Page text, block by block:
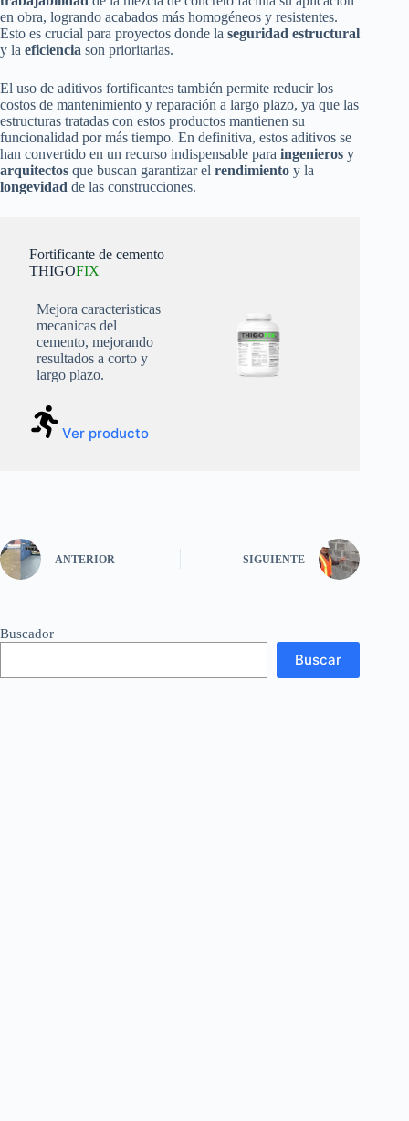
en obra, logrando acabados más homogéneos y resistentes.
Esto es crucial para proyectos donde la seguridad estructural
y la eficiencia son prioritarias.
El uso de aditivos fortificantes también permite reducir los
costos de mantenimiento y reparación a largo plazo, ya que las
estructuras tratadas con estos productos mantienen su
funcionalidad por más tiempo. En definitiva, estos aditivos se
han convertido en un recurso indispensable para ingenieros y
arquitectos que buscan garantizar el rendimiento y la
longevidad de las construcciones.
Fortificante de cemento
THIGOFIX
Mejora caracteristicas
mecanicas del
cemento, mejorando
resultados a corto y
largo plazo.
Ver producto
ANTERIOR SIGUIENTE
Buscador
Buscar